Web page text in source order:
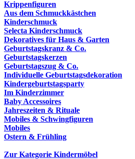
Krippenfiguren
Aus dem Schmuckkästchen
Kinderschmuck
Selecta Kinderschmuck
Dekoratives für Haus & Garten
Geburtstagskranz & Co.
Geburtstagskerzen
Geburtstagszug & Co.
Individuelle Geburtstagsdekoration
Kindergeburtstagsparty
Im Kinderzimmer
Baby Accessoires
Jahreszeiten & Rituale
Mobiles & Schwingfiguren
Mobiles
Ostern & Frühling
Zur Kategorie Kindermöbel